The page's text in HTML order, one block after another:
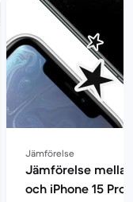
Jämförelse
Jämförelse mellan
och iPhone 15 Pro